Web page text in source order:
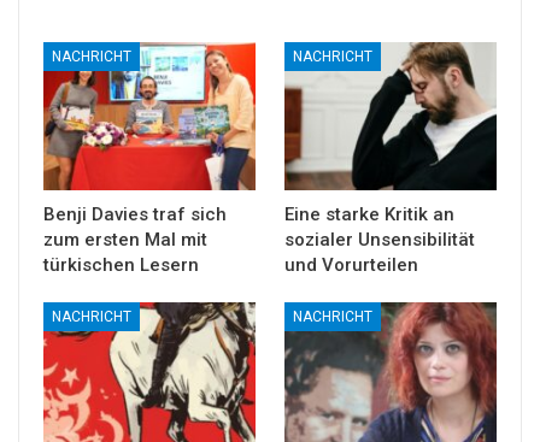
NACHRICHT
Benji Davies traf sich
zum ersten Mal mit
türkischen Lesern
NACHRICHT
Eine starke Kritik an
sozialer Unsensibilität
und Vorurteilen
NACHRICHT NACHRICHT